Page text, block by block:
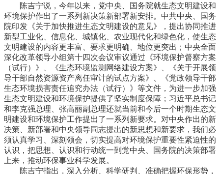
陈吉宁说，今年以来，党中央、国务院就生态文明建设和
环境保护作出了一系列新决策新部署新安排。中共中央、国务
院印发《关于加快推进生态文明建设的意见》，提出协同推进
新型工业化、信息化、城镇化、农业现代化和绿色化，使生态
文明建设的内容更丰富、要求更明确、地位更突出；中央全面
深化改革领导小组第十四次会议审议通过《环境保护督察方案
（试行）》、《生态环境监测网络建设方案》、《关于开展领
导干部自然资源资产离任审计的试点方案》、《党政领导干部
生态环境损害责任追究办法（试行）》等文件，为进一步加强
生态文明建设和环境保护提供了坚实制度保障；习近平总书记
和李克强总理、张高丽副总理还就当前和今后一个时期生态文
明建设和环境保护工作提出了一系列新要求。对中央作出的新
决策、新部署和中央领导同志提出的新思想和新要求，我们必
须认真学习、深刻领会，切实提高对环境保护重要性紧迫性的
认识，把思想、认识和行动统一到党中央、国务院的决策部署
上来，推动环保事业科学发展。
陈吉宁指出，深入分析、科学研判、准确把握环保形势，